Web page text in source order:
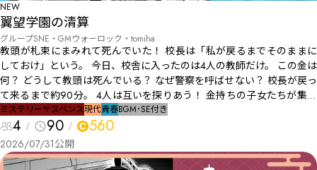
NEW
翼望学園の清算
グループSNE・GMウォーロック・tomiha
教頭が札束にまみれて死んでいた！ 校長は「私が戻るまでそのままに
しておけ」という。 今日、校舎に入ったのは4人の教師だけ。 この金は
何？ どうして教頭は死んでいる？ なぜ警察を呼ばせない？ 校長が戻っ
て来るまで約90分。 4人は互いを探りあう――！ 金持ちの子女たちが集う
セレブな学園を舞台に教師たちが事件に挑む！！
ミステリーサスペンス現代青春BGM･SE付き
4 90 560
2026/07/31公開